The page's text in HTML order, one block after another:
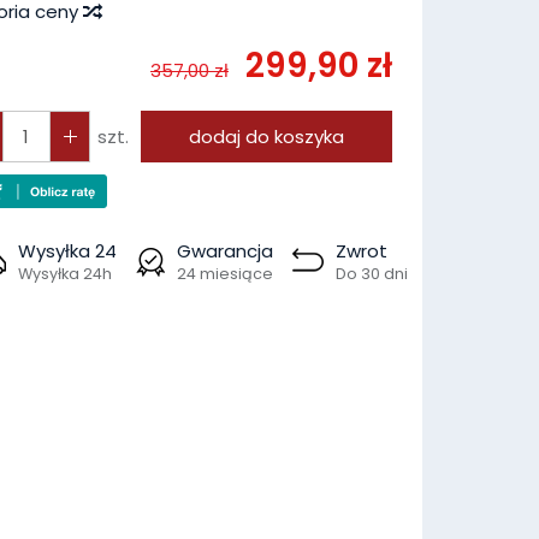
ceny
357,00 zł 299,90 zł
szt. dodaj do koszyka
Wysyłka 24
Wysyłka 24h
Gwarancja
24 miesiące
Zwrot
Do 30 dni